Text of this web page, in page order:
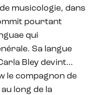
musicologie, dans
pourtant
qui
Sa langue
Bley devint…
le compagnon de
long de la